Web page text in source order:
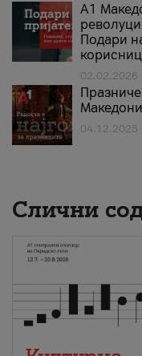
А1
Подари
02.02.2026
04.12.2025
Слични